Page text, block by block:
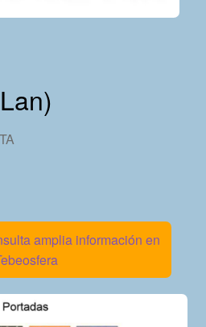
amplia información en